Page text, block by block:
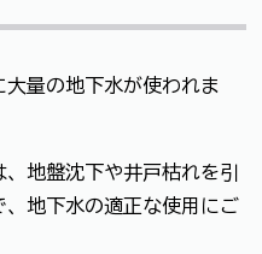
量の地下水が使われま
地盤沈下や井戸枯れを引
地下水の適正な使用にご